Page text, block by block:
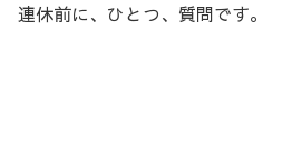
連休前に、ひとつ、質問です。